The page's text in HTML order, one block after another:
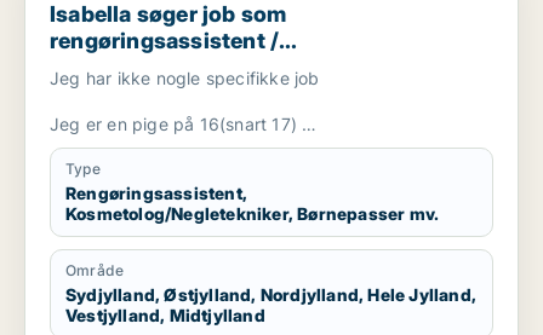
Isabella søger job som
rengøringsassistent /
kosmetolog/negletekniker / børnepasser
/ frivillig / fritids medarbejder
Jeg har ikke nogle specifikke job
Jeg er en pige på 16(snart 17)
Går på en efterskole indtil sommer
Jeg er hjemme i nogle weekender
Er glad, venlig og hjælpsom
Type
Rengøringsassistent,
Kosmetolog/Negletekniker, Børnepasser mv.
Område
Sydjylland, Østjylland, Nordjylland, Hele Jylland,
Vestjylland, Midtjylland